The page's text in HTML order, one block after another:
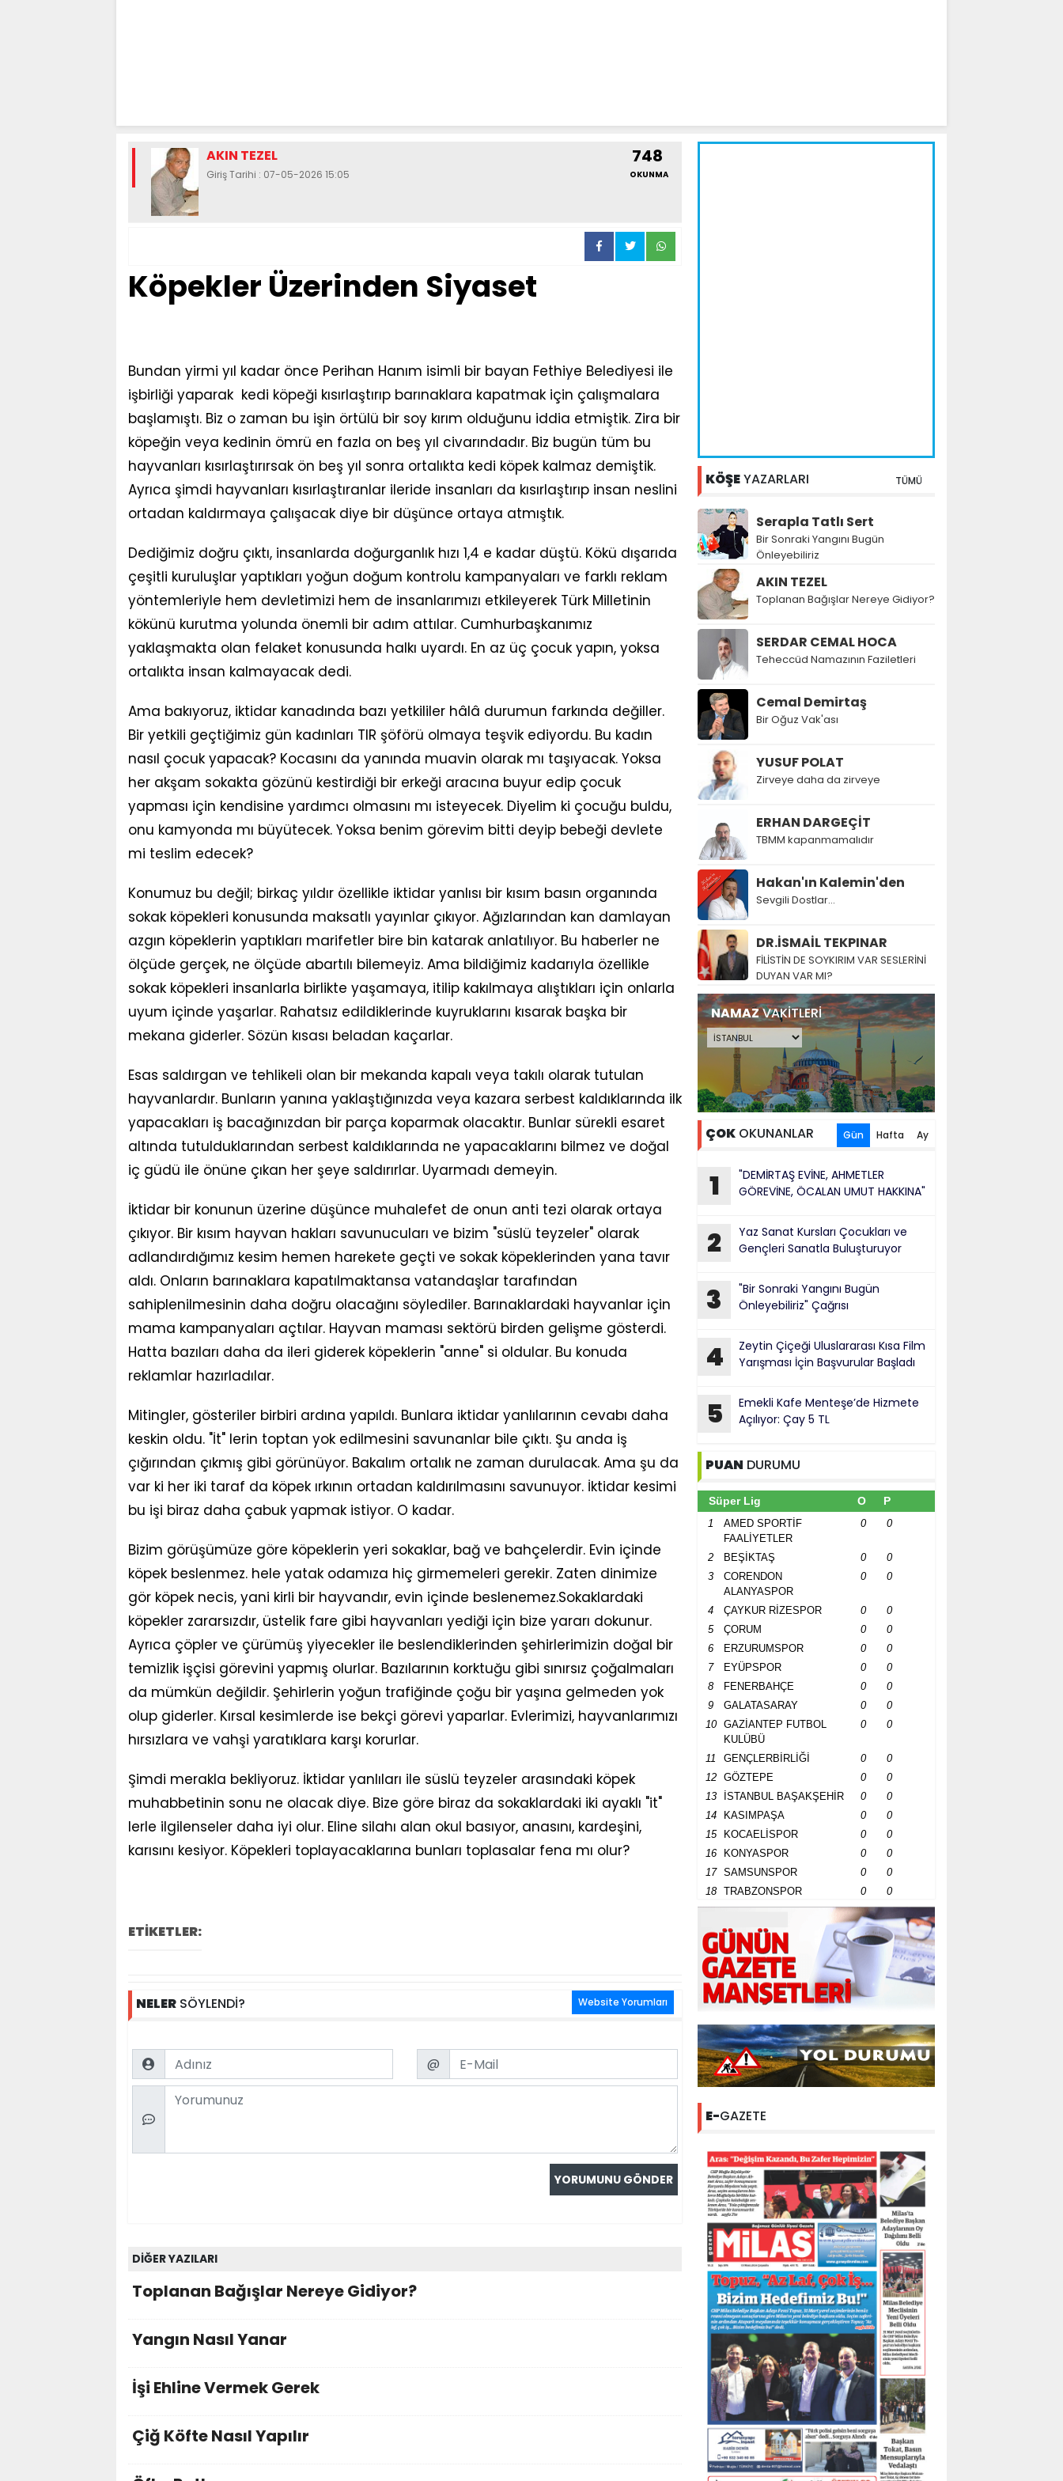
AKIN TEZEL
Giriş Tarihi : 07-05-2026 15:05
748
OKUNMA
Köpekler Üzerinden Siyaset
Bundan yirmi yıl kadar önce Perihan Hanım isimli bir bayan Fethiye Belediyesi ile
işbirliği yaparak kedi köpeği kısırlaştırıp barınaklara kapatmak için çalışmalara
başlamıştı. Biz o zaman bu işin örtülü bir soy kırım olduğunu iddia etmiştik. Zira bir
köpeğin veya kedinin ömrü en fazla on beş yıl civarındadır. Biz bugün tüm bu
hayvanları kısırlaştırırsak ön beş yıl sonra ortalıkta kedi köpek kalmaz demiştik.
Ayrıca şimdi hayvanları kısırlaştıranlar ileride insanları da kısırlaştırıp insan neslini
ortadan kaldırmaya çalışacak diye bir düşünce ortaya atmıştık.
Dediğimiz doğru çıktı, insanlarda doğurganlık hızı 1,4 e kadar düştü. Kökü dışarıda
çeşitli kuruluşlar yaptıkları yoğun doğum kontrolu kampanyaları ve farklı reklam
yöntemleriyle hem devletimizi hem de insanlarımızı etkileyerek Türk Milletinin
kökünü kurutma yolunda önemli bir adım attılar. Cumhurbaşkanımız
yaklaşmakta olan felaket konusunda halkı uyardı. En az üç çocuk yapın, yoksa
ortalıkta insan kalmayacak dedi.
Ama bakıyoruz, iktidar kanadında bazı yetkililer hâlâ durumun farkında değiller.
Bir yetkili geçtiğimiz gün kadınları TIR şöförü olmaya teşvik ediyordu. Bu kadın
nasıl çocuk yapacak? Kocasını da yanında muavin olarak mı taşıyacak. Yoksa
her akşam sokakta gözünü kestirdiği bir erkeği aracına buyur edip çocuk
yapması için kendisine yardımcı olmasını mı isteyecek. Diyelim ki çocuğu buldu,
onu kamyonda mı büyütecek. Yoksa benim görevim bitti deyip bebeği devlete
mi teslim edecek?
Konumuz bu değil; birkaç yıldır özellikle iktidar yanlısı bir kısım basın organında
sokak köpekleri konusunda maksatlı yayınlar çıkıyor. Ağızlarından kan damlayan
azgın köpeklerin yaptıkları marifetler bire bin katarak anlatılıyor. Bu haberler ne
ölçüde gerçek, ne ölçüde abartılı bilemeyiz. Ama bildiğimiz kadarıyla özellikle
sokak köpekleri insanlarla birlikte yaşamaya, itilip kakılmaya alıştıkları için onlarla
uyum içinde yaşarlar. Rahatsız edildiklerinde kuyruklarını kısarak başka bir
mekana giderler. Sözün kısası beladan kaçarlar.
Esas saldırgan ve tehlikeli olan bir mekanda kapalı veya takılı olarak tutulan
hayvanlardır. Bunların yanına yaklaştığınızda veya kazara serbest kaldıklarında ilk
yapacakları iş bacağınızdan bir parça koparmak olacaktır. Bunlar sürekli esaret
altında tutulduklarından serbest kaldıklarında ne yapacaklarını bilmez ve doğal
iç güdü ile önüne çıkan her şeye saldırırlar. Uyarmadı demeyin.
İktidar bir konunun üzerine düşünce muhalefet de onun anti tezi olarak ortaya
çıkıyor. Bir kısım hayvan hakları savunucuları ve bizim "süslü teyzeler" olarak
adlandırdığımız kesim hemen harekete geçti ve sokak köpeklerinden yana tavır
aldı. Onların barınaklara kapatılmaktansa vatandaşlar tarafından
sahiplenilmesinin daha doğru olacağını söylediler. Barınaklardaki hayvanlar için
mama kampanyaları açtılar. Hayvan maması sektörü birden gelişme gösterdi.
Hatta bazıları daha da ileri giderek köpeklerin "anne" si oldular. Bu konuda
reklamlar hazırladılar.
Mitingler, gösteriler birbiri ardına yapıldı. Bunlara iktidar yanlılarının cevabı daha
keskin oldu. "İt" lerin toptan yok edilmesini savunanlar bile çıktı. Şu anda iş
çığırından çıkmış gibi görünüyor. Bakalım ortalık ne zaman durulacak. Ama şu da
var ki her iki taraf da köpek ırkının ortadan kaldırılmasını savunuyor. İktidar kesimi
bu işi biraz daha çabuk yapmak istiyor. O kadar.
Bizim görüşümüze göre köpeklerin yeri sokaklar, bağ ve bahçelerdir. Evin içinde
köpek beslenmez. hele yatak odamıza hiç girmemeleri gerekir. Zaten dinimize
gör köpek necis, yani kirli bir hayvandır, evin içinde beslenemez.Sokaklardaki
köpekler zararsızdır, üstelik fare gibi hayvanları yediği için bize yararı dokunur.
Ayrıca çöpler ve çürümüş yiyecekler ile beslendiklerinden şehirlerimizin doğal bir
temizlik işçisi görevini yapmış olurlar. Bazılarının korktuğu gibi sınırsız çoğalmaları
da mümkün değildir. Şehirlerin yoğun trafiğinde çoğu bir yaşına gelmeden yok
olup giderler. Kırsal kesimlerde ise bekçi görevi yaparlar. Evlerimizi, hayvanlarımızı
hırsızlara ve vahşi yaratıklara karşı korurlar.
Şimdi merakla bekliyoruz. İktidar yanlıları ile süslü teyzeler arasındaki köpek
muhabbetinin sonu ne olacak diye. Bize göre biraz da sokaklardaki iki ayaklı "it"
lerle ilgilenseler daha iyi olur. Eline silahı alan okul basıyor, anasını, kardeşini,
karısını kesiyor. Köpekleri toplayacaklarına bunları toplasalar fena mı olur?
ETİKETLER:
NELER SÖYLENDİ? Website Yorumları
Name Email
@
Comment
DİĞER YAZILARI
Toplanan Bağışlar Nereye Gidiyor?
Yangın Nasıl Yanar
İşi Ehline Vermek Gerek
Çiğ Köfte Nasıl Yapılır
KÖŞEYAZARLARI TÜMÜ
Serapla Tatlı Sert
Bir Sonraki Yangını Bugün
Önleyebiliriz
AKIN TEZEL
Toplanan Bağışlar Nereye Gidiyor?
SERDAR CEMAL HOCA
Teheccüd Namazının Faziletleri
Cemal Demirtaş
Bir Oğuz Vak'ası
YUSUF POLAT
Zirveye daha da zirveye
ERHAN DARGEÇİT
TBMM kapanmamalıdır
Hakan'ın Kalemin'den
Sevgili Dostlar...
DR.İSMAİL TEKPINAR
FİLİSTİN DE SOYKIRIM VAR SESLERİNİ
DUYAN VAR MI?
NAMAZVAKİTLERİ
ÇOK OKUNANLAR Gün Hafta Ay
1
"DEMİRTAŞ EVİNE, AHMETLER
GÖREVİNE, ÖCALAN UMUT HAKKINA"
2
Yaz Sanat Kursları Çocukları ve
Gençleri Sanatla Buluşturuyor
3
"Bir Sonraki Yangını Bugün
Önleyebiliriz" Çağrısı
4
Zeytin Çiçeği Uluslararası Kısa Film
Yarışması İçin Başvurular Başladı
5
Emekli Kafe Menteşe’de Hizmete
Açılıyor: Çay 5 TL
PUAN DURUMU
Süper Lig O P
1
AMED SPORTİF
FAALİYETLER
0 0
2 BEŞİKTAŞ 0
0
3
CORENDON
ALANYASPOR
0 0
4 ÇAYKUR RİZESPOR 0
0
5
ÇORUM 0
0
6
ERZURUMSPOR 0
0
7
EYÜPSPOR 0
0
8
FENERBAHÇE 0
0
9
GALATASARAY 0
0
10
GAZİANTEP FUTBOL
KULÜBÜ
0 0
11 GENÇLERBİRLİĞİ 0
0
12
GÖZTEPE 0
0
13
İSTANBUL BAŞAKŞEHİR 0
0
14
KASIMPAŞA 0
0
15
KOCAELİSPOR 0
0
16
KONYASPOR 0
0
17
SAMSUNSPOR 0
0
18
TRABZONSPOR 0 0
E-GAZETE